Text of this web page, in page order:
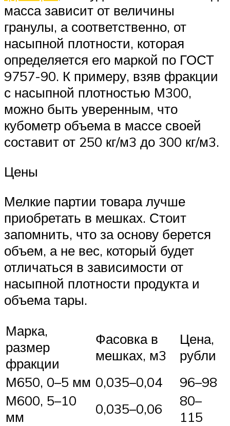
масса зависит от величины
гранулы, а соответственно, от
насыпной плотности, которая
определяется его маркой по ГОСТ
9757-90. К примеру, взяв фракции
с насыпной плотностью М300,
можно быть уверенным, что
кубометр объема в массе своей
составит от 250 кг/м3 до 300 кг/м3.
Цены
Мелкие партии товара лучше
приобретать в мешках. Стоит
запомнить, что за основу берется
объем, а не вес, который будет
отличаться в зависимости от
насыпной плотности продукта и
объема тары.
Марка,
размер
фракции
Фасовка в
мешках, м3
Цена,
рубли
М650, 0–5 мм 0,035–0,04
96–98
М600, 5–10
мм
0,035–0,06
80–
115